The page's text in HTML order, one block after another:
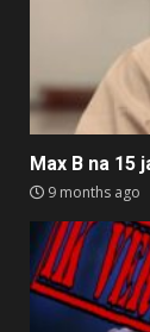
Max B na 15
9 months ago